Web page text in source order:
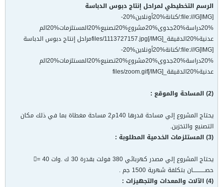
الرسم التخطيطي لمراحل إنتاج دبوس الدباسة
[IMG]file:///G:/كنانة%20أونلاين%20-
%20دراسة%20جدوى%20مشروع%20تصنيع%20المستلزمات%20الم
عدنية%20الدقيقة_files/1113727157.jpg[/IMG]مراحل إنتاج دبوس الدباسة
[IMG]file:///G:/كنانة%20أونلاين%20-
%20دراسة%20جدوى%20مشروع%20تصنيع%20المستلزمات%20الم
عدنية%20الدقيقة_files/zoom.gif[/IMG]
(2) المساحة والموقع :
يحتاج المشروع إلي مساحة قدرها 140م2 مساحة مغطاة بما في ذلك مكان
التصنيع والتخزين.
(3) المستلزمات الخدمية المطلوبة :
يحتاج المشروع إلي مصدر كهربائي 380 فولت بقدرة 30 ك .وات = 40
حصــــــــــــان بتكلفة شهرية 1500 جم .
(4) الآلات والمعدات والتجهيزات :